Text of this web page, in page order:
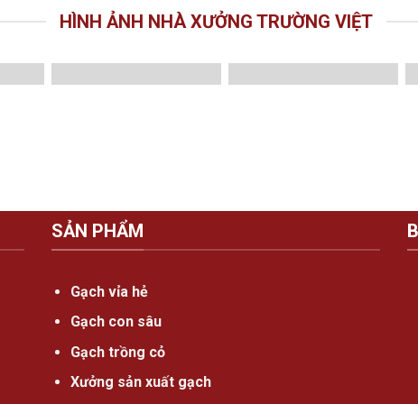
HÌNH ẢNH NHÀ XƯỞNG TRƯỜNG VIỆT
SẢN PHẨM
Gạch vỉa hẻ
Gạch con sâu
Gạch trồng cỏ
Xưởng sản xuất gạch